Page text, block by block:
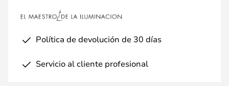
Política de devolución de 30 días
Servicio al cliente profesional